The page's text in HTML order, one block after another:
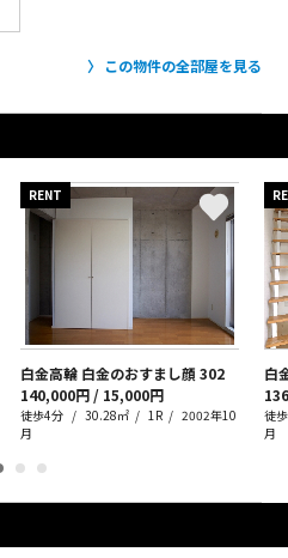
この物件の全部屋を見る
RENT
白金高輪 白金のおすまし顔 302
140,000円 / 15,000円
徒歩4分 30.28㎡ 1R
2002年10
月
徒
月